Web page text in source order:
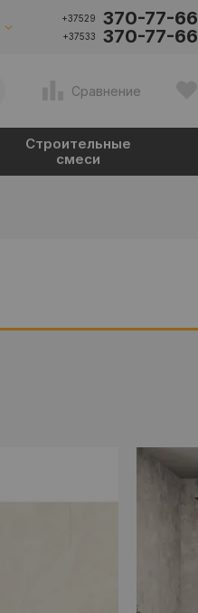
+37529 370-77-66
+37533 370-77-66
Сравнение
Строительные
смеси